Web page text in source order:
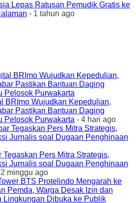
Lepas Ratusan Pemudik Gratis ke
- 1 tahun ago
BRImo Wujudkan Kepedulian,
Pastikan Bantuan Daging
Pelosok Purwakarta - 4 hari ago
Tegaskan Pers Mitra Strategis,
Jurnalis soal Dugaan Penghinaan
minggu ago